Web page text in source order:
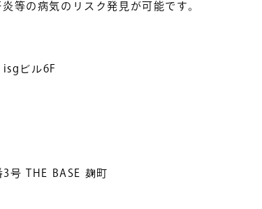
等の病気のリスク発見が可能です。
ビル6F
THE BASE 麹町